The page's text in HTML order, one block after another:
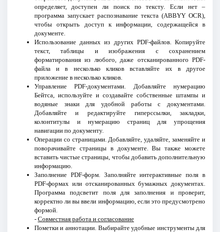
определяет, доступен ли поиск по тексту. Если нет –
программа запускает распознавание текста (ABBYY OCR),
чтобы открыть доступ к информации, содержащейся в
документе.
Использование данных из других PDF-файлов. Копируйте
текст, таблицы и изображения с сохранением
форматирования из любого, даже отсканированного PDF-
файла и в несколько кликов вставляйте их в другое
приложение в несколько кликов.
Управление PDF-документами. Добавляйте нумерацию
Бейтса, используйте и создавайте собственные штампы и
водяные знаки для удобной работы с документами.
Добавляйте и редактируйте гиперссылки, закладки,
колонтитулы и нумерацию страниц для упрощения
навигации по документу.
Операции со страницами. Добавляйте, удаляйте, заменяйте и
поворачивайте страницы в документе. Вы также можете
вставить чистые страницы, чтобы добавить дополнительную
информацию.
Заполнение PDF-форм. Заполняйте интерактивные поля в
PDF-формах или отсканированных бумажных документах.
Программа подсветит поля для заполнения и проверит,
корректно ли вы ввели информацию, если это предусмотрено
формой.
- Совместная работа и согласование
Пометки и аннотации. Выбирайте удобные инструменты для